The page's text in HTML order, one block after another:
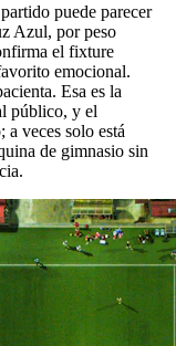
puede parecer
Azul, por peso
el fixture
emocional.
Esa es la
público, y el
veces solo está
de gimnasio sin